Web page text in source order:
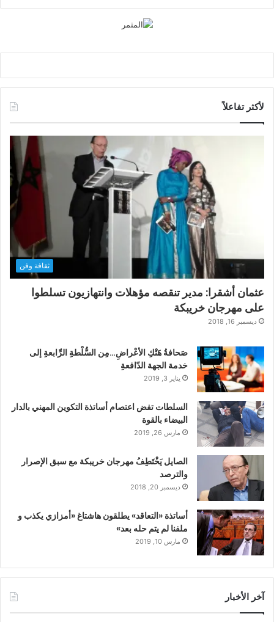
لأكثر تفاعلاً
ثقافة وفن
عثمان أشقرا: مدير تنقصه مؤهلات وانتهازيون تسلطوا
على مهرجان خريبكة
ديسمبر 16, 2018
صَحافةُ هَتْكِ الأعْراضِ…مِن السُّلْطةِ الرِّابعةِ إلى
خدمة الجهة الدّافعةِ
يناير 3, 2019
السلطات تفض اعتصام أساتذة التكوين المهني بالدار
البيضاء بالقوة
مارس 26, 2019
الصايل يَخْتَطِفُ مهرجان خريبكة مع سبق الإصرار
والترصد
ديسمبر 20, 2018
أساتذة «التعاقد» يطلقون هاشتاغ «أمزازي يكذب و
ملفنا لم يتم حله بعد»
مارس 10, 2019
آخر الأخبار